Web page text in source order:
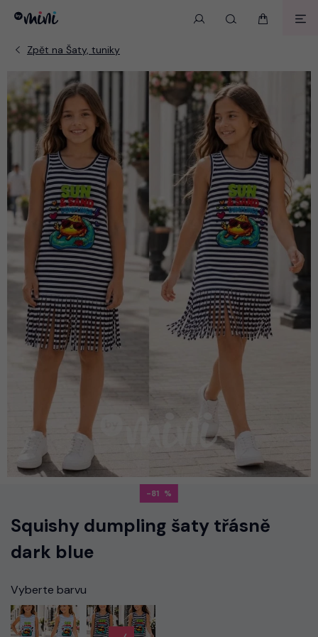
-81
Squishy dumpling šaty třásně
dark blue
Vyberte barvu